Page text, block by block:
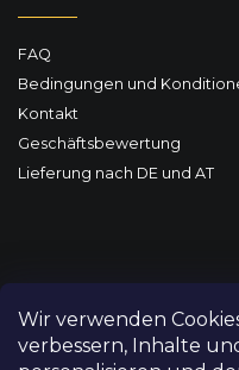
Wir verwenden
verbessern, Inhalte
FAQ
Bedingungen und
Kontakt
Geschäftsbewertung
Lieferung nach DE und AT